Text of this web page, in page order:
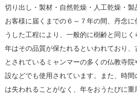
切り出し・製材・自然乾燥・人工乾燥・
お客様に届くまでの６～７年の間、丹念に
うした工程により、一般的に樹齢と同じく
年はその品質が保たれるといわれており
とされているミャンマーの多くの仏教寺
設などでも使用されています。また、時
は失われることがなく、年をおうたびに重